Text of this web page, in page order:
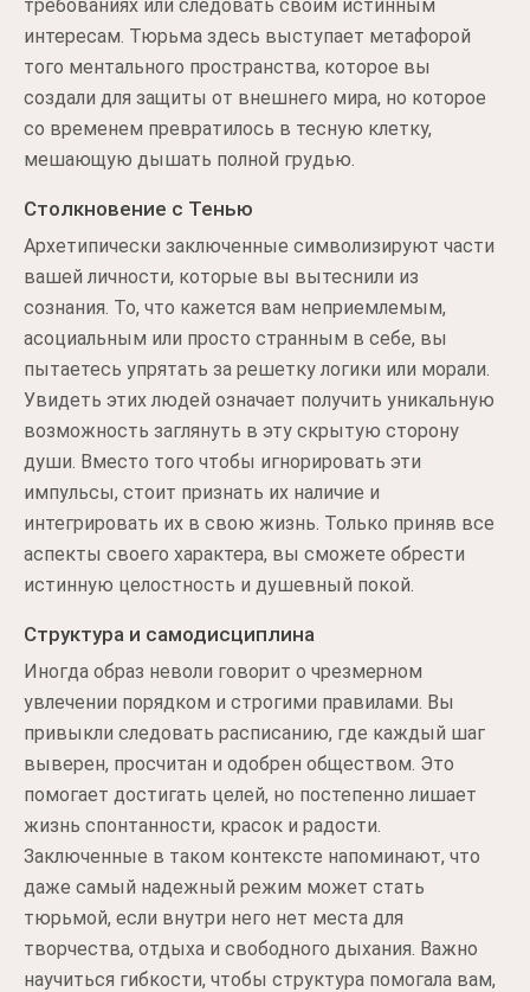
требованиях или следовать своим истинным
интересам. Тюрьма здесь выступает метафорой
того ментального пространства, которое вы
создали для защиты от внешнего мира, но которое
со временем превратилось в тесную клетку,
мешающую дышать полной грудью.
Столкновение с Тенью
Архетипически заключенные символизируют части
вашей личности, которые вы вытеснили из
сознания. То, что кажется вам неприемлемым,
асоциальным или просто странным в себе, вы
пытаетесь упрятать за решетку логики или морали.
Увидеть этих людей означает получить уникальную
возможность заглянуть в эту скрытую сторону
души. Вместо того чтобы игнорировать эти
импульсы, стоит признать их наличие и
интегрировать их в свою жизнь. Только приняв все
аспекты своего характера, вы сможете обрести
истинную целостность и душевный покой.
Структура и самодисциплина
Иногда образ неволи говорит о чрезмерном
увлечении порядком и строгими правилами. Вы
привыкли следовать расписанию, где каждый шаг
выверен, просчитан и одобрен обществом. Это
помогает достигать целей, но постепенно лишает
жизнь спонтанности, красок и радости.
Заключенные в таком контексте напоминают, что
даже самый надежный режим может стать
тюрьмой, если внутри него нет места для
творчества, отдыха и свободного дыхания. Важно
научиться гибкости, чтобы структура помогала вам,